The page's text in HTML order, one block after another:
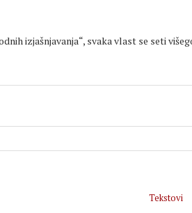
izjašnjavanja“, svaka vlast se seti
Tekstovi